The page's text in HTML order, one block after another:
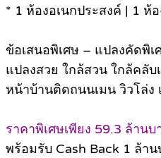
* 1 ห้องอเนกประสงค์ | 1
ข้อเสนอพิเศษ – แปลงคัดพิเ
แปลงสวย ใกล้สวน ใกล้คลับ
หน้าบ้านติดถนนเมน วิวโล่ง
ราคาพิเศษเพียง 59.3 ล้านบ
พร้อมรับ Cash Back 1 ล้าน